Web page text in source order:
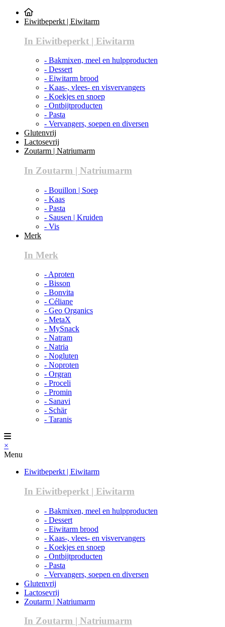
Eiwitbeperkt | Eiwitarm
In Eiwitbeperkt | Eiwitarm
- Bakmixen, meel en hulpproducten
- Dessert
- Eiwitarm brood
- Kaas-, vlees- en visvervangers
- Koekjes en snoep
- Ontbijtproducten
- Pasta
- Vervangers, soepen en diversen
Glutenvrij
Lactosevrij
Zoutarm | Natriumarm
In Zoutarm | Natriumarm
- Bouillon | Soep
- Kaas
- Pasta
- Sausen | Kruiden
- Vis
Merk
In Merk
- Aproten
- Bisson
- Bonvita
- Céliane
- Geo Organics
- MetaX
- MySnack
- Natram
- Natria
- Nogluten
- Noproten
- Orgran
- Proceli
- Promin
- Sanavi
- Schär
- Taranis
×
Menu
Eiwitbeperkt | Eiwitarm
In Eiwitbeperkt | Eiwitarm
- Bakmixen, meel en hulpproducten
- Dessert
- Eiwitarm brood
- Kaas-, vlees- en visvervangers
- Koekjes en snoep
- Ontbijtproducten
- Pasta
- Vervangers, soepen en diversen
Glutenvrij
Lactosevrij
Zoutarm | Natriumarm
In Zoutarm | Natriumarm